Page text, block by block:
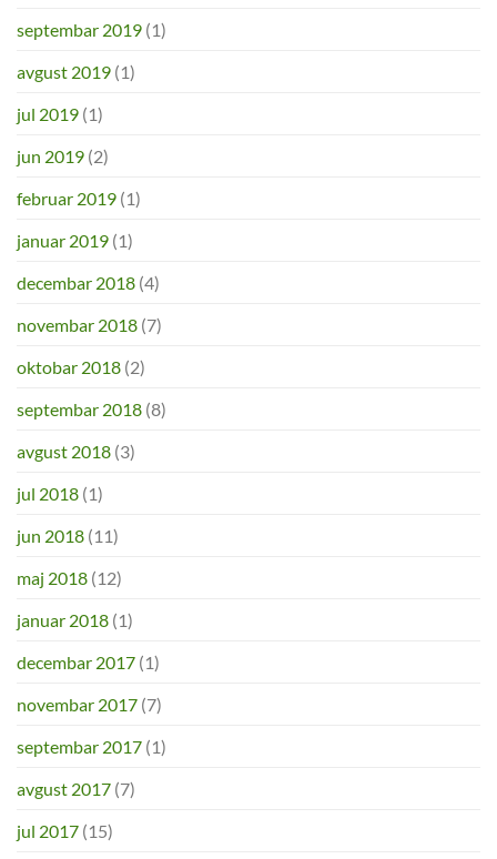
septembar 2019 (1)
avgust 2019 (1)
jul 2019 (1)
jun 2019 (2)
februar 2019 (1)
januar 2019 (1)
decembar 2018 (4)
novembar 2018 (7)
oktobar 2018 (2)
septembar 2018 (8)
avgust 2018 (3)
jul 2018 (1)
jun 2018 (11)
maj 2018 (12)
januar 2018 (1)
decembar 2017 (1)
novembar 2017 (7)
septembar 2017 (1)
avgust 2017 (7)
jul 2017 (15)